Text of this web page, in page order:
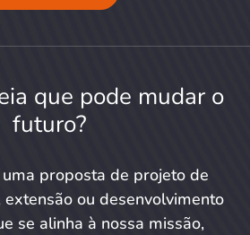
que pode mudar o
futuro?
uma proposta de projeto de
extensão ou desenvolvimento
se alinha à nossa missão,